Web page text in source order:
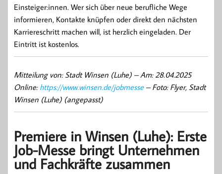
Einsteiger:innen. Wer sich über neue berufliche Wege
informieren, Kontakte knüpfen oder direkt den nächsten
Karriereschritt machen will, ist herzlich eingeladen. Der
Eintritt ist kostenlos.
Mitteilung von: Stadt Winsen (Luhe) –Am: 28.04.2025
Online: https://www.winsen.de/jobmesse– Foto: Flyer, Stadt
Winsen (Luhe) (angepasst)
Premiere in Winsen (Luhe): Erste
Job-Messe bringt Unternehmen
und Fachkräfte zusammen